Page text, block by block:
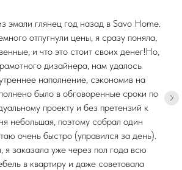
эмали глянец год назад в Savo Home.
отпугнули цены, я сразу поняла,
и что это стоит своих денег!Но,
дизайнера, нам удалось
наполнение, сэкономив на
было в обговоренные сроки по
проекту и без претензий к
небольшая, поэтому собрал один
очень быстро (управился за день).
я заказала уже через пол года всю
в квартиру и даже советовала